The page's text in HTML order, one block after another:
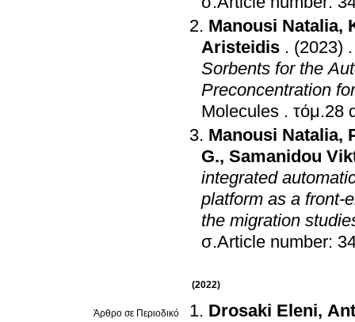
Manousi Natalia,
Aristeidis . (2023)
Sorbents for the
Preconcentration
Molecules .
Manousi Natalia,
G., Samanidou
integrated
platform as a front-
the migration
σ.Article number:
(2022)
Άρθρο σε Περιοδικό Drosaki Eleni,